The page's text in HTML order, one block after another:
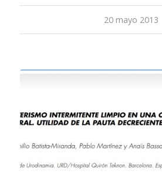
20 mayo 2013